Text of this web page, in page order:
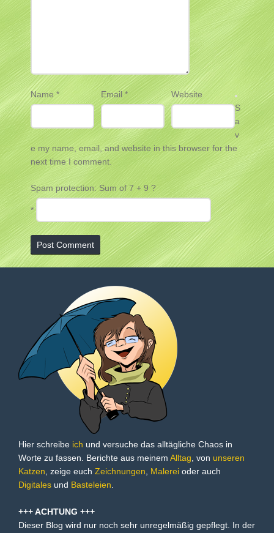
Name * Email *
Website
S
a
v
e my name, email, and website in this browser for the
next time I comment.
Spam protection: Sum of 7 + 9 ?
*
Hier schreibe ich und versuche das alltägliche Chaos in
Worte zu fassen. Berichte aus meinem Alltag, von unseren
Katzen, zeige euch Zeichnungen, Malerei oder auch
Digitales und Basteleien.
+++ ACHTUNG +++
Dieser Blog wird nur noch sehr unregelmäßig gepflegt. In der